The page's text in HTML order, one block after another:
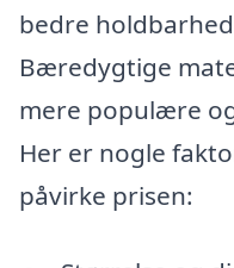
bedre
Bæredygtige
mere populære
Her er nogle
påvirke prisen: